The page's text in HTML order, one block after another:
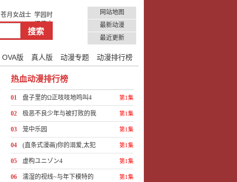
苍月女战士 学园时
网站地图
最新动漫
最近更新
OVA版 真人版 动漫专题 动漫排行榜
热血动漫排行榜
01 盘子里的Ω正吱吱地鸣叫4 第1集
02 极恶不良少年与被打败的我
1
第1集
03 笼中乐园 第1集
04 (直条式漫画)你的溺爱,太犯
规啦!~课长?请快点让我高潮吧
~17
第1集
05 虚构ユニゾン4 第1集
06 濡湿的视线~与年下模特的 第1集